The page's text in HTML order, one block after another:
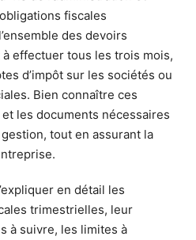
fiscales
des devoirs
effectuer tous les trois mois,
d’impôt sur les sociétés ou
Bien connaître ces
les documents nécessaires
tout en assurant la
en détail les
trimestrielles, leur
à suivre, les limites à